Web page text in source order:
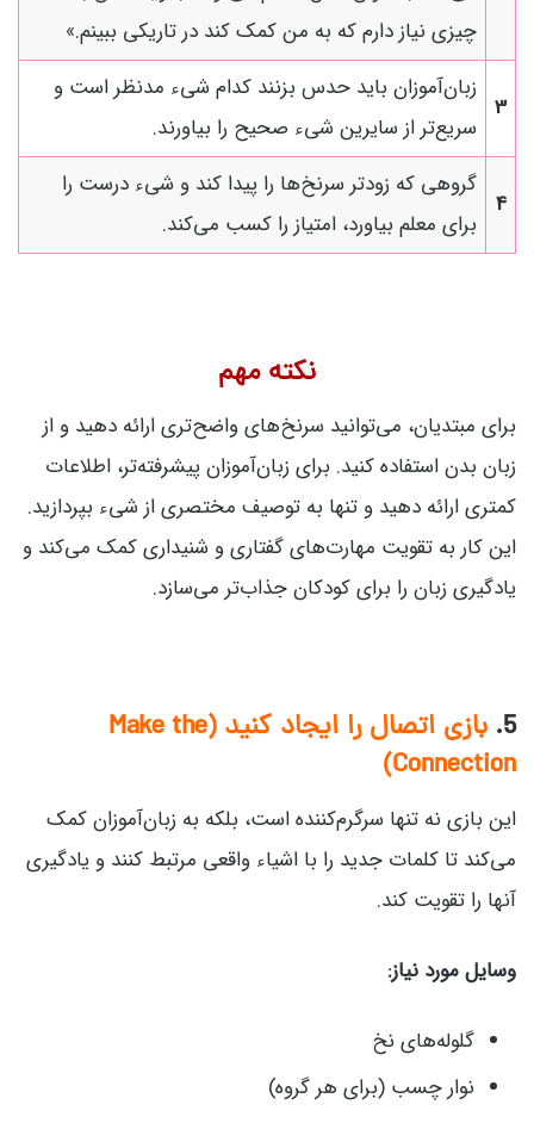
چیزی نیاز دارم که به من کمک کند در تاریکی ببینم.»
3
زبان‌آموزان باید حدس بزنند کدام شیء مدنظر است و
سریع‌تر از سایرین شیء صحیح را بیاورند.
4
گروهی که زودتر سرنخ‌ها را پیدا کند و شیء درست را
برای معلم بیاورد، امتیاز را کسب می‌کند.
نکته مهم
برای مبتدیان، می‌توانید سرنخ‌های واضح‌تری ارائه دهید و از
زبان بدن استفاده کنید. برای زبان‌آموزان پیشرفته‌تر، اطلاعات
کمتری ارائه دهید و تنها به توصیف مختصری از شیء بپردازید.
این کار به تقویت مهارت‌های گفتاری و شنیداری کمک می‌کند و
یادگیری زبان را برای کودکان جذاب‌تر می‌سازد.
5.
بازی اتصال را ایجاد کنید (Make the
Connection)
این بازی نه تنها سرگرم‌کننده است، بلکه به زبان‌آموزان کمک
می‌کند تا کلمات جدید را با اشیاء واقعی مرتبط کنند و یادگیری
آنها را تقویت کند.
وسایل مورد نیاز:
گلوله‌های نخ
نوار چسب (برای هر گروه)